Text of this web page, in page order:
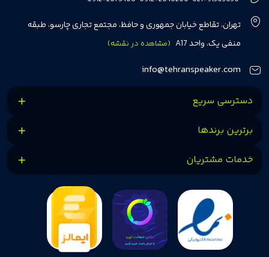
مشتریان بتوانند با خیالی آسوده از انتخاب خود لذت ببرند. ما به رضایت و اعتماد
مشتریان اهمیت می‌دهیم و همواره در تلاشیم تا بهترین‌ها را برای آن‌ها فراهم
کنیم.
تهران، تقاطع خیابان جمهوری و حافظ، مجتمع تجاری چارسو، طبقه
منفی یک، واحد A17
(مشاهده در نقشه)
info@tehranspeaker.com
دسترسی سریع
برترین برندها
خدمات مشتریان